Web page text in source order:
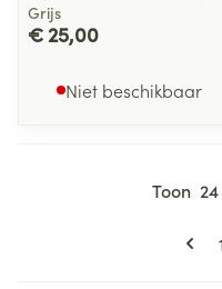
Grijs
€ 25,00
Niet beschikbaar
Toon